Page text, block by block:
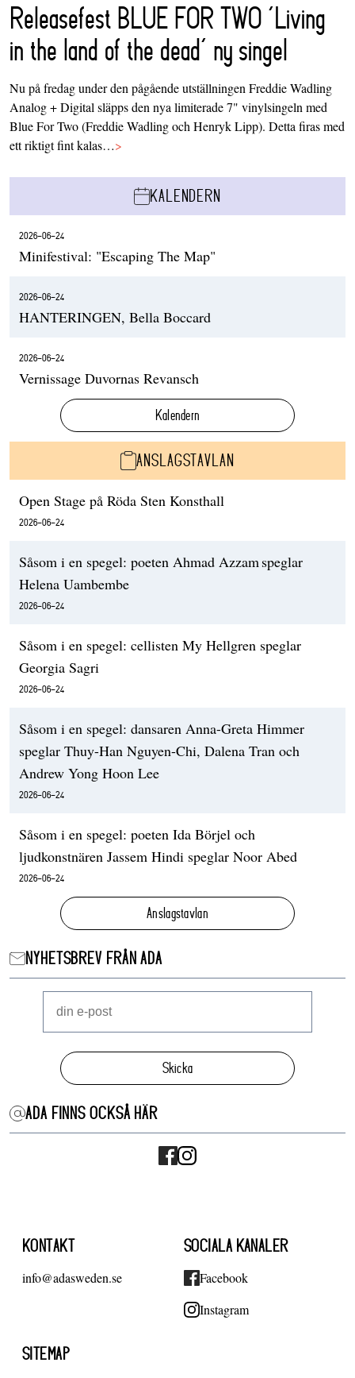
Releasefest BLUE FOR TWO ‘Living
in the land of the dead’ ny singel
Nu på fredag under den pågående utställningen Freddie Wadling
Analog + Digital släpps den nya limiterade 7" vinylsingeln med
Blue For Two (Freddie Wadling och Henryk Lipp). Detta firas med
ett riktigt fint kalas…>
KALENDERN
2026-06-24
Minifestival: "Escaping The Map"
2026-06-24
HANTERINGEN, Bella Boccard
2026-06-24
Vernissage Duvornas Revansch
Kalendern
ANSLAGSTAVLAN
Open Stage på Röda Sten Konsthall
2026-06-24
Såsom i en spegel: poeten Ahmad Azzam speglar
Helena Uambembe
2026-06-24
Såsom i en spegel: cellisten My Hellgren speglar
Georgia Sagri
2026-06-24
Såsom i en spegel: dansaren Anna-Greta Himmer
speglar Thuy-Han Nguyen-Chi, Dalena Tran och
Andrew Yong Hoon Lee
2026-06-24
Såsom i en spegel: poeten Ida Börjel och
ljudkonstnären Jassem Hindi speglar Noor Abed
2026-06-24
Anslagstavlan
NYHETSBREV FRÅN ADA
Skicka
ADA FINNS OCKSÅ HÄR
KONTAKT
info@adasweden.se
SOCIALA KANALER
Facebook
Instagram
SITEMAP